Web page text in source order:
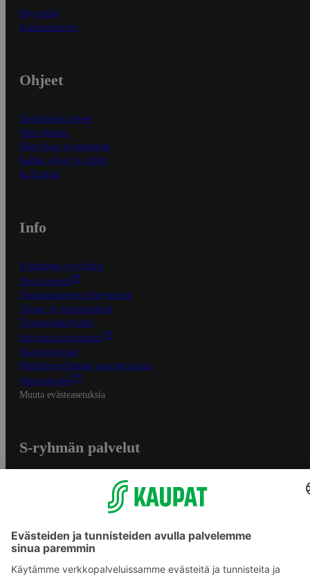
Myymälät
Asiakaspalvelu
Ohjeet
Ensitilaajan ohjeet
Näin maksat
Näin tilaat ja muokkaat
Kaikki ohjeet ja vinkit
In English
Info
S-Business yrityksille
Oiva-raportit
Osuuskauppojen yhteystiedot
Tilaus- ja toimitusehdot
Tietosuojakäytäntö
Palvelun käyttöehdot
Saavutettavuus
Mobiilisovelluksen saavutettavuus
Mainostajalle
Muuta evästeasetuksia
S-ryhmän palvelut
S-ostoslista -sovellus
Prisma.fi
Sokos.fi